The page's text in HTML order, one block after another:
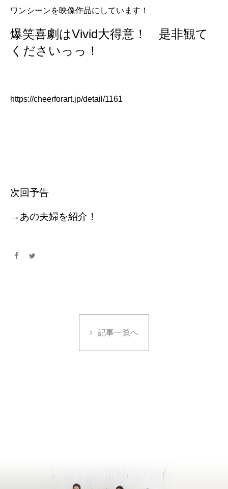
ワンシーンを映像作品にしています！
爆笑喜劇はVivid大得意！ 是非観て
くださいっっ！
https://cheerforart.jp/detail/1161
次回予告
→あの夫婦を紹介！
記事一覧へ